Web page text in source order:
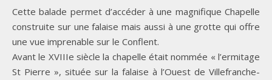
Cette balade permet d’accéder à une magnifique Chapelle
construite sur une falaise mais aussi à une grotte qui offre
une vue imprenable sur le Conflent.
Avant le XVIIIe siècle la chapelle était nommée « l’ermitage
St Pierre », située sur la falaise à l’Ouest de Villefranche-